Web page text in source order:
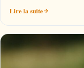
Lire la suite